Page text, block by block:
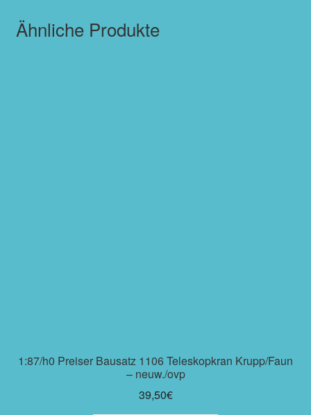
Ähnliche Produkte
1:87/h0 Preiser Bausatz 1106 Teleskopkran Krupp/Faun
– neuw./ovp
39,50€